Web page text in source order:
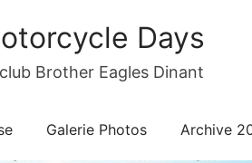
Days
Brother Eagles Dinant
Galerie Photos Archive